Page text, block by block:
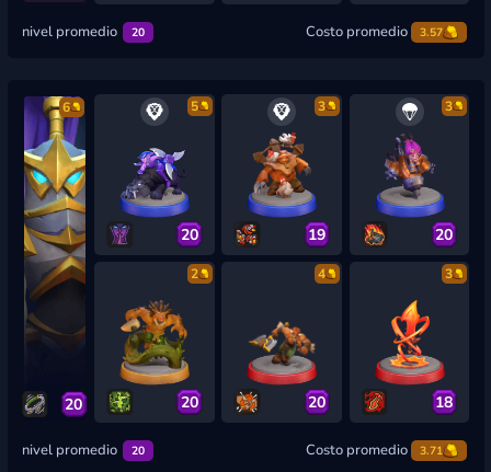
nivel promedio 20 Costo promedio 3.57
6
20
5
20
3
19
3
20
2
20
4
20
3
18
nivel promedio 20 Costo promedio 3.71